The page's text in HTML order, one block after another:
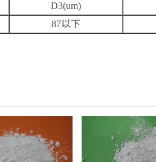
D3(um)
87以下